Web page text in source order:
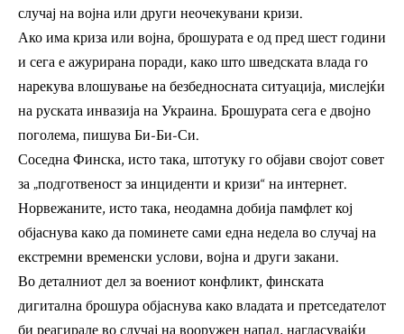
случај на војна или други неочекувани кризи.
Ако има криза или војна, брошурата е од пред шест години
и сега е ажурирана поради, како што шведската влада го
нарекува влошување на безбедносната ситуација, мислејќи
на руската инвазија на Украина. Брошурата сега е двојно
поголема, пишува Би-Би-Си.
Соседна Финска, исто така, штотуку го објави својот совет
за „подготвеност за инциденти и кризи“ на интернет.
Норвежаните, исто така, неодамна добија памфлет кој
објаснува како да поминете сами една недела во случај на
екстремни временски услови, војна и други закани.
Во деталниот дел за воениот конфликт, финската
дигитална брошура објаснува како владата и претседателот